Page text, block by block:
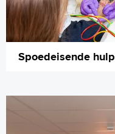
Spoedeisende hulp